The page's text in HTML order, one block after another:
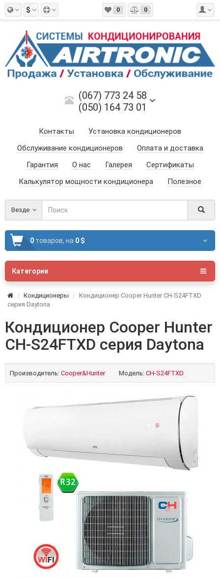
$ 0 0
(067) 773 24 58
(050) 164 73 01
Контакты
Установка кондиционеров
Обслуживание кондиционеров
Оплата и доставка
Гарантия
О нас Галерея
Сертификаты
Калькулятор мощности кондиционера
Полезное
Везде
0 товаров, на 0 $
Категории
Кондиционеры
Кондиционер Cooper Hunter CH-S24FTXD
серия Daytona
Кондиционер Cooper Hunter
CH-S24FTXD серия Daytona
Производитель: Cooper&Hunter Модель: CH-S24FTXD